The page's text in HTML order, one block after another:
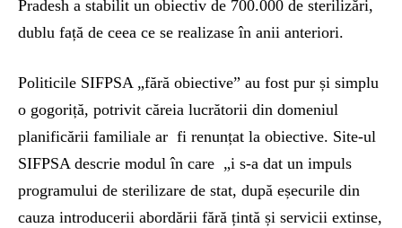
Pradesh a stabilit un obiectiv de 700.000 de sterilizări,
dublu față de ceea ce se realizase în anii anteriori.
Politicile SIFPSA „fără obiective” au fost pur și simplu
o gogoriță, potrivit căreia lucrătorii din domeniul
planificării familiale ar fi renunțat la obiective. Site-ul
SIFPSA descrie modul în care „i s-a dat un impuls
programului de sterilizare de stat, după eșecurile din
cauza introducerii abordării fără țintă și servicii extinse,